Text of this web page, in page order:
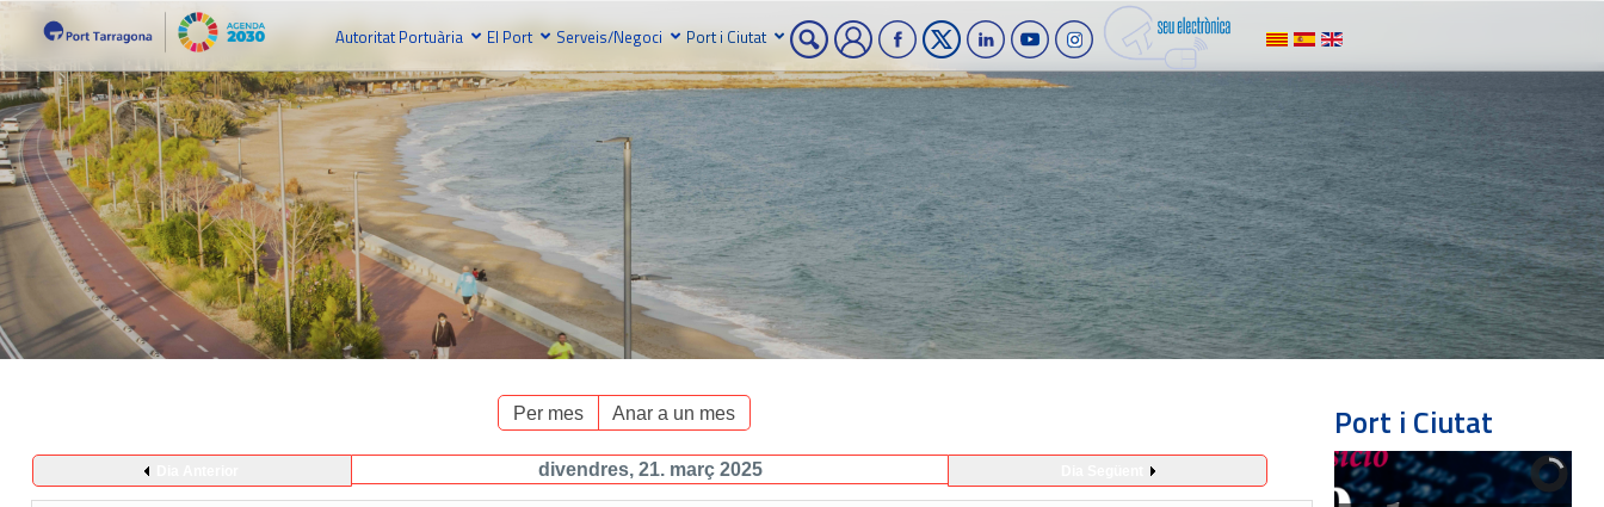
Autoritat Portuària El Port Serveis/Negoci Port i Ciutat
Per mes Anar a un mes
divendres, 21. març 2025
Port i Ciutat